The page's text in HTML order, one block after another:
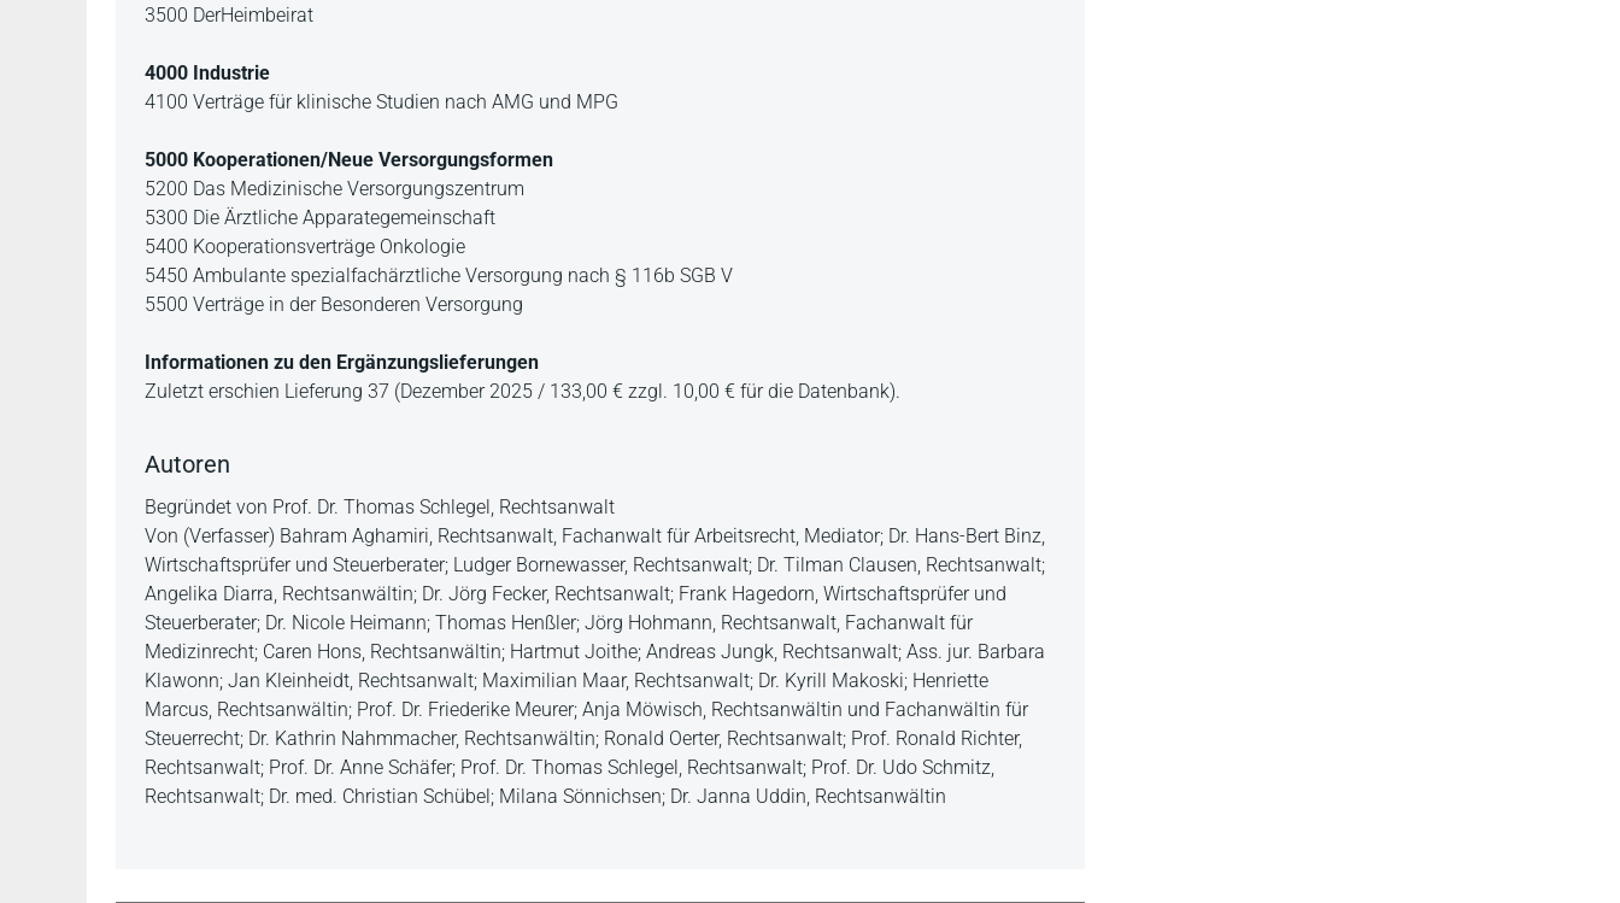
3500 DerHeimbeirat
4000 Industrie
4100 Verträge für klinische Studien nach AMG und MPG
5000 Kooperationen/Neue Versorgungsformen
5200 Das Medizinische Versorgungszentrum
5300 Die Ärztliche Apparategemeinschaft
5400 Kooperationsverträge Onkologie
5450 Ambulante spezialfachärztliche Versorgung nach § 116b SGB V
5500 Verträge in der Besonderen Versorgung
Informationen zu den Ergänzungslieferungen
Zuletzt erschien Lieferung 37 (Dezember 2025 / 133,00 € zzgl. 10,00 € für die Datenbank).
Autoren
Begründet von Prof. Dr. Thomas Schlegel, Rechtsanwalt
Von (Verfasser) Bahram Aghamiri, Rechtsanwalt, Fachanwalt für Arbeitsrecht, Mediator; Dr. Hans-Bert Binz,
Wirtschaftsprüfer und Steuerberater; Ludger Bornewasser, Rechtsanwalt; Dr. Tilman Clausen, Rechtsanwalt;
Angelika Diarra, Rechtsanwältin; Dr. Jörg Fecker, Rechtsanwalt; Frank Hagedorn, Wirtschaftsprüfer und
Steuerberater; Dr. Nicole Heimann; Thomas Henßler; Jörg Hohmann, Rechtsanwalt, Fachanwalt für
Medizinrecht; Caren Hons, Rechtsanwältin; Hartmut Joithe; Andreas Jungk, Rechtsanwalt; Ass. jur. Barbara
Klawonn; Jan Kleinheidt, Rechtsanwalt; Maximilian Maar, Rechtsanwalt; Dr. Kyrill Makoski; Henriette
Marcus, Rechtsanwältin; Prof. Dr. Friederike Meurer; Anja Möwisch, Rechtsanwältin und Fachanwältin für
Steuerrecht; Dr. Kathrin Nahmmacher, Rechtsanwältin; Ronald Oerter, Rechtsanwalt; Prof. Ronald Richter,
Rechtsanwalt; Prof. Dr. Anne Schäfer; Prof. Dr. Thomas Schlegel, Rechtsanwalt; Prof. Dr. Udo Schmitz,
Rechtsanwalt; Dr. med. Christian Schübel; Milana Sönnichsen; Dr. Janna Uddin, Rechtsanwältin